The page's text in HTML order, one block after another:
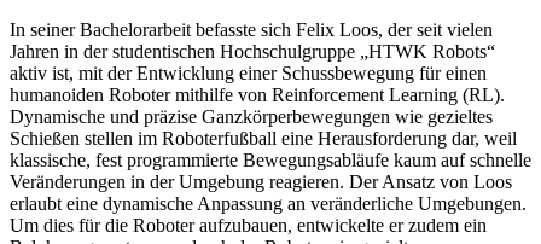
In seiner Bachelorarbeit befasste sich Felix Loos, der seit vielen
Jahren in der studentischen Hochschulgruppe „HTWK Robots“
aktiv ist, mit der Entwicklung einer Schussbewegung für einen
humanoiden Roboter mithilfe von Reinforcement Learning (RL).
Dynamische und präzise Ganzkörperbewegungen wie gezieltes
Schießen stellen im Roboterfußball eine Herausforderung dar, weil
klassische, fest programmierte Bewegungsabläufe kaum auf schnelle
Veränderungen in der Umgebung reagieren. Der Ansatz von Loos
erlaubt eine dynamische Anpassung an veränderliche Umgebungen.
Um dies für die Roboter aufzubauen, entwickelte er zudem ein